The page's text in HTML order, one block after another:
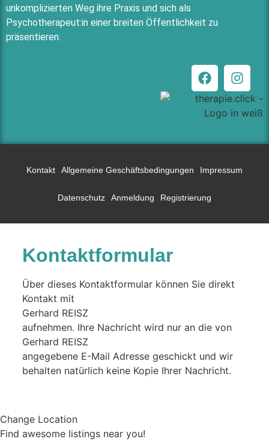
unkomplizierten Weg ihre Praxis und sich als
Psychotherapeut:in einer breiten Öffentlichkeit zu
präsentieren.
Kontakt Allgemeine Geschäftsbedingungen Impressum
Datenschutz Anmeldung Registrierung
Kontaktformular
Über dieses Kontaktformular können Sie direkt
Kontakt mit
Gerhard REISZ
aufnehmen. Ihre Nachricht wird nur an die von
Gerhard REISZ
angegebene E-Mail Adresse geschickt und wir
behalten natürlich keine Kopie Ihrer Nachricht.
Change Location
Find awesome listings near you!